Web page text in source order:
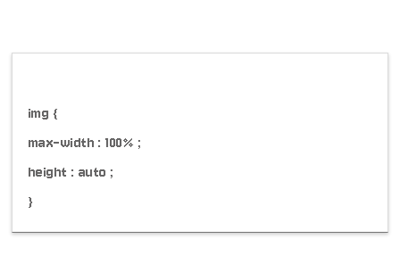
img {
max-width : 100% ;
height : auto ;
}